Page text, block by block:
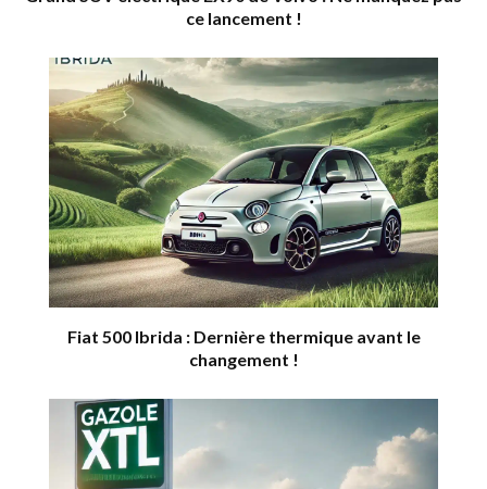
ce lancement !
Fiat 500 Ibrida : Dernière thermique avant le
changement !